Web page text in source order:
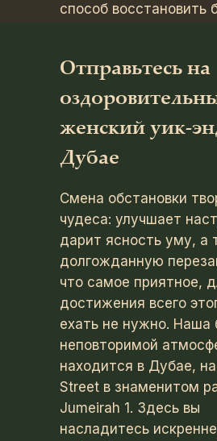
способ восстановить
Отправьтесь на
женский уик-
Дубае
Смена обстановки
чудеса: улучшает
дарит ясность уму, а
долгожданную
что самое приятное,
достижения всего
ехать не нужно. Наша
неповторимой
находится в Дубае,
Street в знаменитом
Jumeirah 1. Здесь вы
насладитесь